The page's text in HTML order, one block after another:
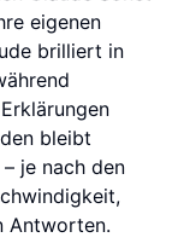
eigenen
brilliert in
bleibt
je nach den
Antworten.